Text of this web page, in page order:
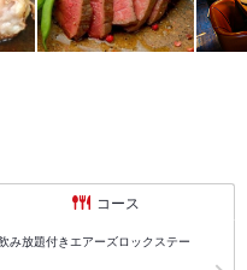
コース
み放題付きエアーズロックステー